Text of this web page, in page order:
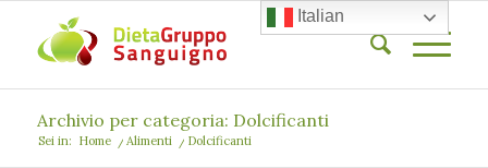
Archivio per categoria: Dolcificanti
Sei in: Home / Alimenti / Dolcificanti
Italian